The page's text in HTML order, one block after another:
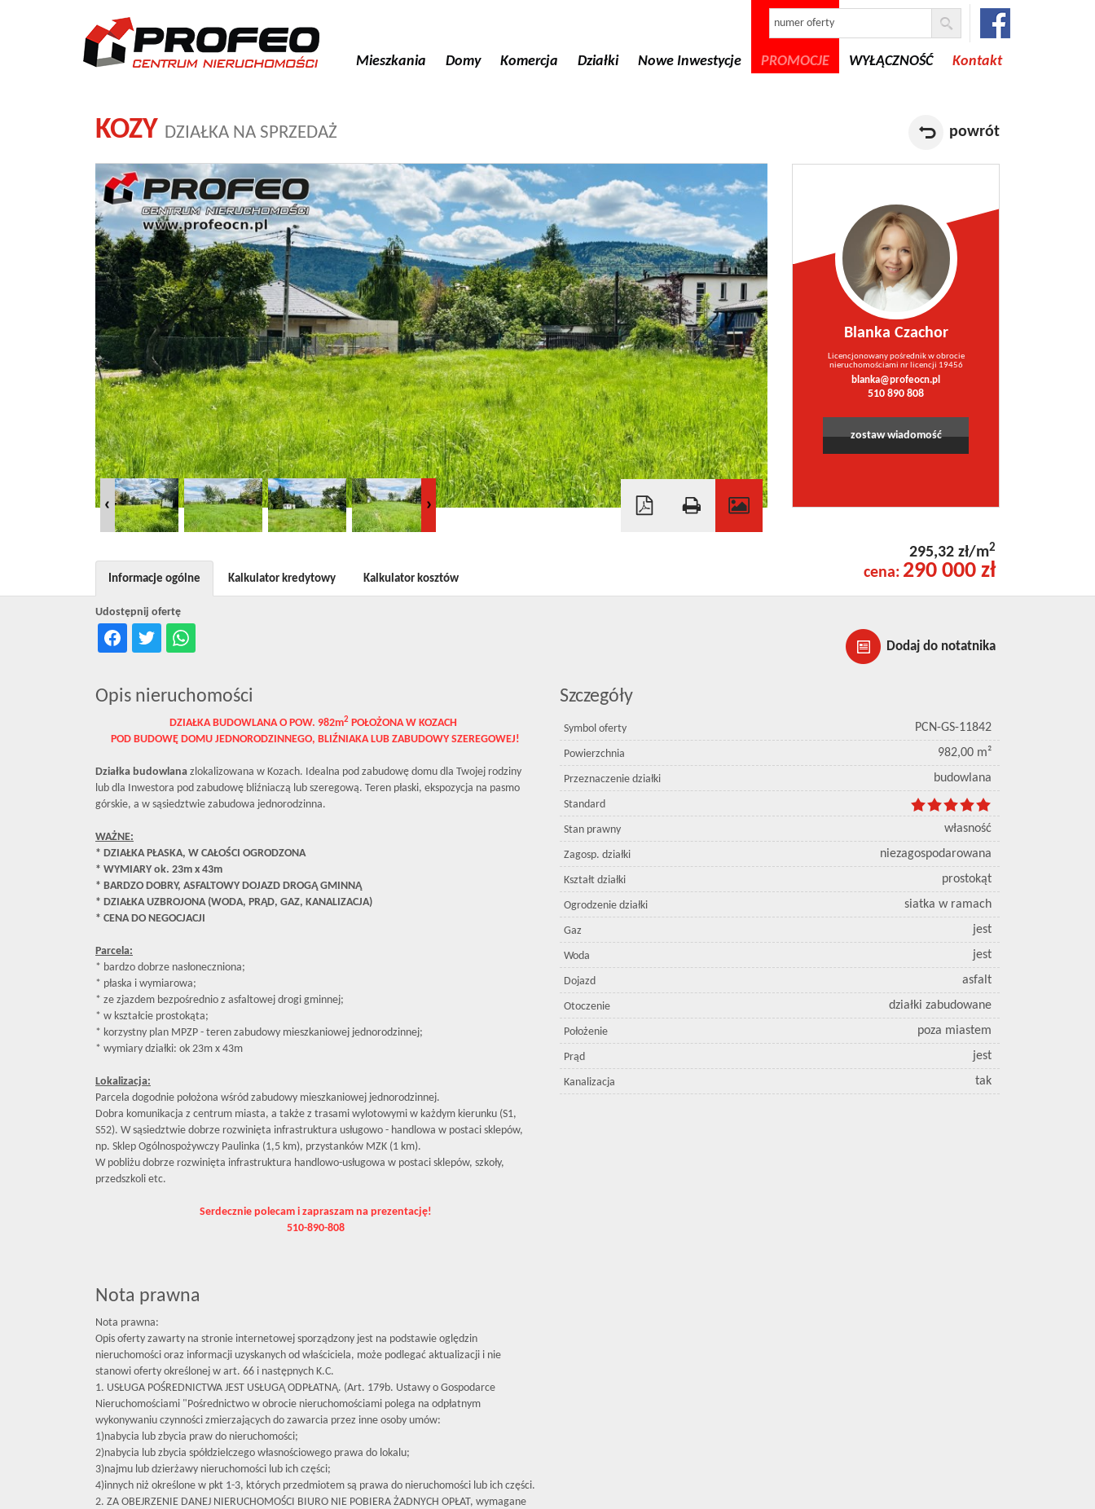
Mieszkania Domy Komercja Działki Nowe Inwestycje PROMOCJE WYŁĄCZNOŚĆ Kontakt
KOZY DZIAŁKA NA SPRZEDAŻ powrót
Blanka Czachor
Licencjonowany pośrednik w obrocie
nieruchomościami nr licencji 19456
blanka@profeocn.pl
510 890 808
zostaw wiadomość
295,32 zł/m2
cena: 290 000 zł
Dodaj do notatnika
Udostępnij ofertę
Informacje ogólne Kalkulator kredytowy Kalkulator kosztów
Opis nieruchomości
DZIAŁKA BUDOWLANA O POW. 982m2 POŁOŻONA W KOZACH
POD BUDOWĘ DOMU JEDNORODZINNEGO, BLIŹNIAKA LUB ZABUDOWY SZEREGOWEJ!
Działka budowlana zlokalizowana w Kozach. Idealna pod zabudowę domu dla Twojej rodziny
lub dla Inwestora pod zabudowę bliźniaczą lub szeregową. Teren płaski, ekspozycja na pasmo
górskie, a w sąsiedztwie zabudowa jednorodzinna.
WAŻNE:
* DZIAŁKA PŁASKA, W CAŁOŚCI OGRODZONA
* WYMIARY ok. 23m x 43m
* BARDZO DOBRY, ASFALTOWY DOJAZD DROGĄ GMINNĄ
* DZIAŁKA UZBROJONA (WODA, PRĄD, GAZ, KANALIZACJA)
* CENA DO NEGOCJACJI
Parcela:
* bardzo dobrze nasłoneczniona;
* płaska i wymiarowa;
* ze zjazdem bezpośrednio z asfaltowej drogi gminnej;
* w kształcie prostokąta;
* korzystny plan MPZP - teren zabudowy mieszkaniowej jednorodzinnej;
* wymiary działki: ok 23m x 43m
Lokalizacja:
Parcela dogodnie położona wśród zabudowy mieszkaniowej jednorodzinnej.
Dobra komunikacja z centrum miasta, a także z trasami wylotowymi w każdym kierunku (S1,
S52). W sąsiedztwie dobrze rozwinięta infrastruktura usługowo - handlowa w postaci sklepów,
np. Sklep Ogólnospożywczy Paulinka (1,5 km), przystanków MZK (1 km).
W pobliżu dobrze rozwinięta infrastruktura handlowo-usługowa w postaci sklepów, szkoły,
przedszkoli etc.
Serdecznie polecam i zapraszam na prezentację!
510-890-808
Nota prawna
Nota prawna:
Opis oferty zawarty na stronie internetowej sporządzony jest na podstawie oględzin
nieruchomości oraz informacji uzyskanych od właściciela, może podlegać aktualizacji i nie
stanowi oferty określonej w art. 66 i następnych K.C.
1. USŁUGA POŚREDNICTWA JEST USŁUGĄ ODPŁATNĄ. (Art. 179b. Ustawy o Gospodarce
Nieruchomościami "Pośrednictwo w obrocie nieruchomościami polega na odpłatnym
wykonywaniu czynności zmierzających do zawarcia przez inne osoby umów:
1)nabycia lub zbycia praw do nieruchomości;
2)nabycia lub zbycia spółdzielczego własnościowego prawa do lokalu;
3)najmu lub dzierżawy nieruchomości lub ich części;
4)innych niż określone w pkt 1-3, których przedmiotem są prawa do nieruchomości lub ich części.
2. ZA OBEJRZENIE DANEJ NIERUCHOMOŚCI BIURO NIE POBIERA ŻADNYCH OPŁAT, wymagane
Szczegóły
Symbol oferty PCN-GS-11842
Powierzchnia 982,00 m²
Przeznaczenie działki budowlana
Standard
Stan prawny własność
Zagosp. działki niezagospodarowana
Kształt działki prostokąt
Ogrodzenie działki siatka w ramach
Gaz jest
Woda jest
Dojazd asfalt
Otoczenie działki zabudowane
Położenie poza miastem
Prąd jest
Kanalizacja tak